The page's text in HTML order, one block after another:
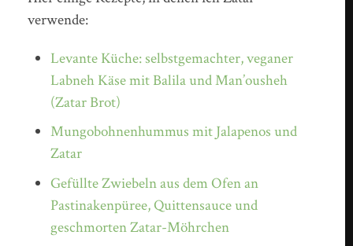
verwende:
Levante Küche: selbstgemachter, veganer
Labneh Käse mit Balila und Man’ousheh
(Zatar Brot)
Mungobohnenhummus mit Jalapenos und
Zatar
Gefüllte Zwiebeln aus dem Ofen an
Pastinakenpüree, Quittensauce und
geschmorten Zatar-Möhrchen